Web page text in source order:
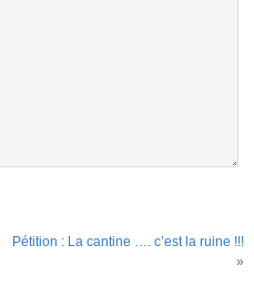
Pétition : La cantine …. c’est la ruine !!!
»